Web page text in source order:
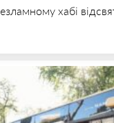
хабі